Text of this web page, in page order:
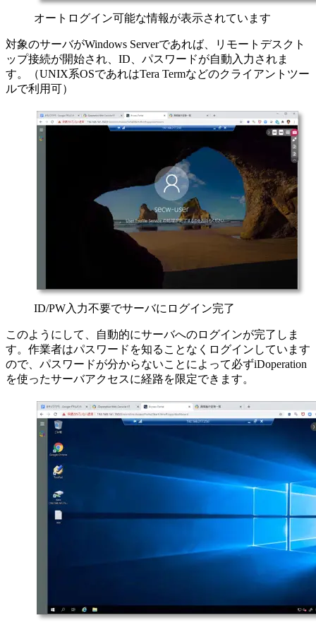
オートログイン可能な情報が表示されています
対象のサーバがWindows Serverであれば、リモートデスクト
ップ接続が開始され、ID、パスワードが自動入力されま
す。（UNIX系OSであれはTera Termなどのクライアントツー
ルで利用可）
ID/PW入力不要でサーバにログイン完了
このようにして、自動的にサーバへのログインが完了しま
す。作業者はパスワードを知ることなくログインしています
ので、パスワードが分からないことによって必ずiDoperation
を使ったサーバアクセスに経路を限定できます。